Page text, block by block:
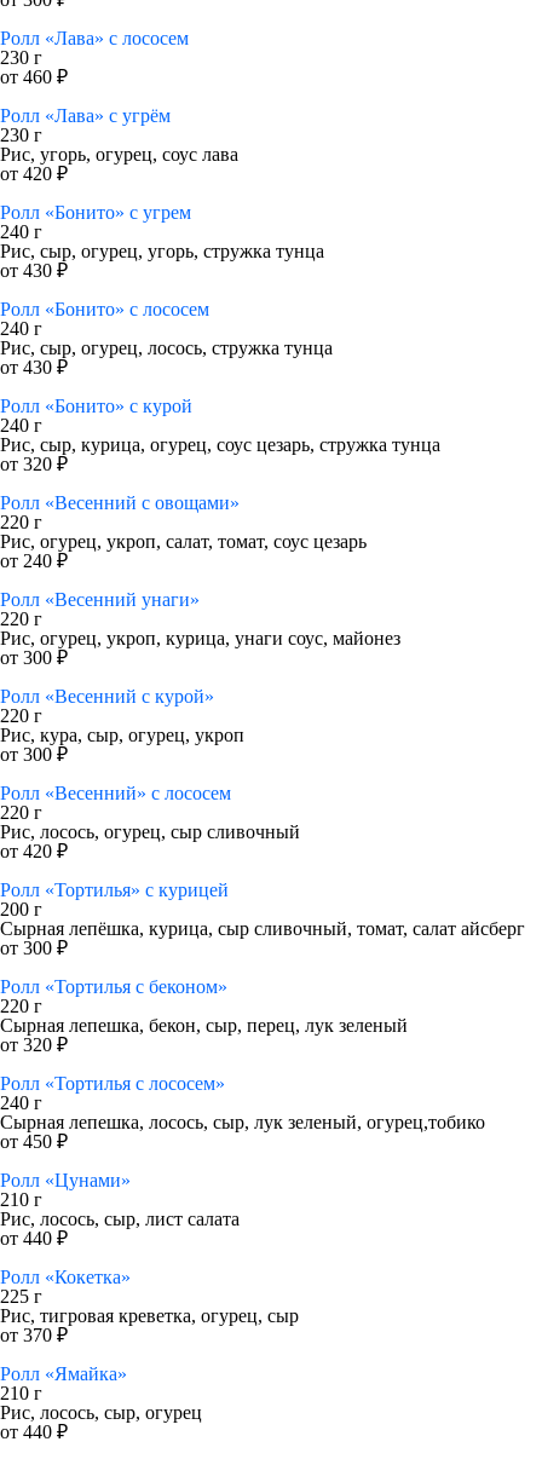
Ролл «Лава» с лососем
230 г
от 460 ₽
Ролл «Лава» с угрём
230 г
Рис, угорь, огурец, соус лава
от 420 ₽
Ролл «Бонито» с угрем
240 г
Рис, сыр, огурец, угорь, стружка тунца
от 430 ₽
Ролл «Бонито» с лососем
240 г
Рис, сыр, огурец, лосось, стружка тунца
от 430 ₽
Ролл «Бонито» с курой
240 г
Рис, сыр, курица, огурец, соус цезарь, стружка тунца
от 320 ₽
Ролл «Весенний с овощами»
220 г
Рис, огурец, укроп, салат, томат, соус цезарь
от 240 ₽
Ролл «Весенний унаги»
220 г
Рис, огурец, укроп, курица, унаги соус, майонез
от 300 ₽
Ролл «Весенний с курой»
220 г
Рис, кура, сыр, огурец, укроп
от 300 ₽
Ролл «Весенний» с лососем
220 г
Рис, лосось, огурец, сыр сливочный
от 420 ₽
Ролл «Тортилья» с курицей
200 г
Сырная лепёшка, курица, сыр сливочный, томат, салат айсберг
от 300 ₽
Ролл «Тортилья с беконом»
220 г
Сырная лепешка, бекон, сыр, перец, лук зеленый
от 320 ₽
Ролл «Тортилья с лососем»
240 г
Сырная лепешка, лосось, сыр, лук зеленый, огурец,тобико
от 450 ₽
Ролл «Цунами»
210 г
Рис, лосось, сыр, лист салата
от 440 ₽
Ролл «Кокетка»
225 г
Рис, тигровая креветка, огурец, сыр
от 370 ₽
Ролл «Ямайка»
210 г
Рис, лосось, сыр, огурец
от 440 ₽